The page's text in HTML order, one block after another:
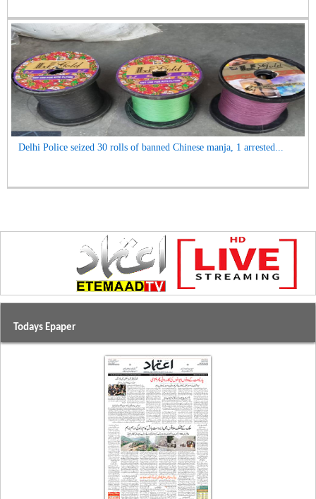
Delhi Police seized 30 rolls of banned Chinese manja, 1 arrested...
Todays Epaper